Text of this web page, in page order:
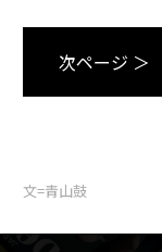
次ページ ＞
文=青山鼓